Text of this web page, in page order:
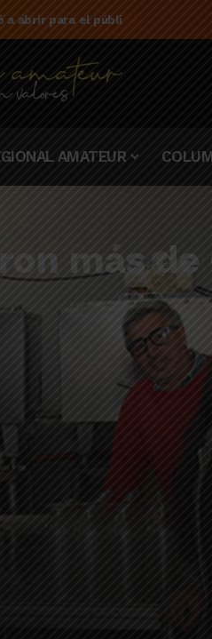
torneo Federal A 2025/2026
AMATEUR
más